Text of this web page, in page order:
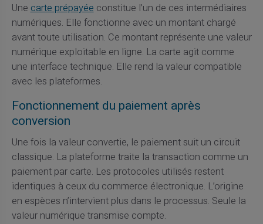
Une carte prépayée constitue l’un de ces intermédiaires
numériques. Elle fonctionne avec un montant chargé
avant toute utilisation. Ce montant représente une valeur
numérique exploitable en ligne. La carte agit comme
une interface technique. Elle rend la valeur compatible
avec les plateformes.
Fonctionnement du paiement après
conversion
Une fois la valeur convertie, le paiement suit un circuit
classique. La plateforme traite la transaction comme un
paiement par carte. Les protocoles utilisés restent
identiques à ceux du commerce électronique. L’origine
en espèces n’intervient plus dans le processus. Seule la
valeur numérique transmise compte.